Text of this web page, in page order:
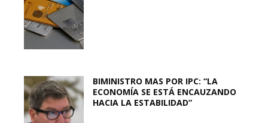
BIMINISTRO MAS POR IPC: “LA
ECONOMÍA SE ESTÁ ENCAUZANDO
HACIA LA ESTABILIDAD”